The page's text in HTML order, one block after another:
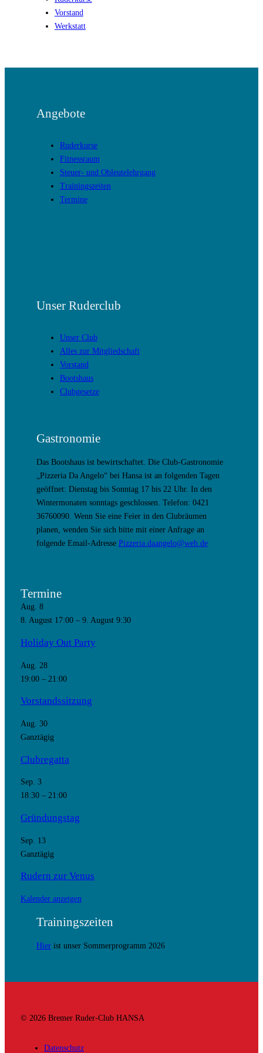
Vorstand
Werkstatt
Angebote
Ruderkurse
Fitnessraum
Steuer- und Obleutelehrgang
Trainingszeiten
Termine
Unser Ruderclub
Unser Club
Alles zur Mitgliedschaft
Vorstand
Bootshaus
Clubgesetze
Gastronomie
Das Bootshaus ist bewirtschaftet. Die Club-Gastronomie
„Pizzeria Da Angelo“ bei Hansa ist an folgenden Tagen
geöffnet: Dienstag bis Sonntag 17 bis 22 Uhr. In den
Wintermonaten sonntags geschlossen. Telefon: 0421
36760090. Wenn Sie eine Feier in den Clubräumen
planen, wenden Sie sich bitte mit einer Anfrage an
folgende Email-Adresse Pizzeria.daangelo@web.de
Termine
Aug. 8
8. August 17:00– 9. August 9:30
Holiday Out Party
Aug. 28
19:00– 21:00
Vorstandssitzung
Aug. 30
Ganztägig
Clubregatta
Sep. 3
18:30– 21:00
Gründungstag
Sep. 13
Ganztägig
Rudern zur Venus
Kalender anzeigen
Trainingszeiten
Hierist unser Sommerprogramm 2026
© 2026 Bremer Ruder-Club HANSA
Datenschutz